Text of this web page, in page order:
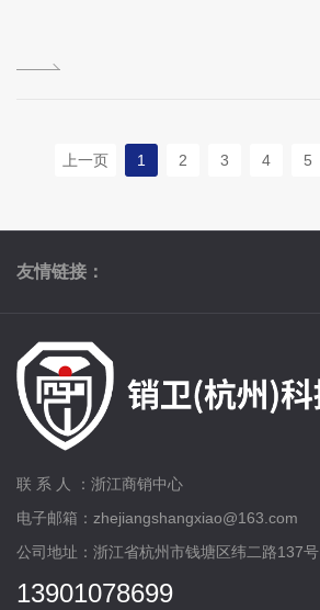
上一页 1 2 3 4 5
友情链接：
联 系 人 ：浙江商销中心
电子邮箱：zhejiangshangxiao@163.com
公司地址：浙江省杭州市钱塘区纬二路137号
13901078699